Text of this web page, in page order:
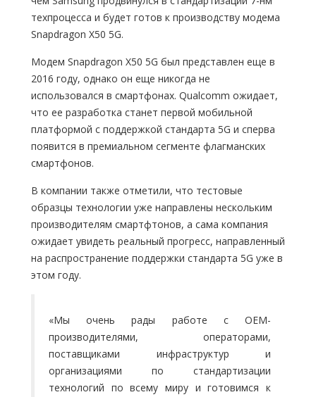
техпроцесса и будет готов к производству модема
Snapdragon X50 5G.
Модем Snapdragon X50 5G был представлен еще в
2016 году, однако он еще никогда не
использовался в смартфонах. Qualcomm ожидает,
что ее разработка станет первой мобильной
платформой с поддержкой стандарта 5G и сперва
появится в премиальном сегменте флагманских
смартфонов.
В компании также отметили, что тестовые
образцы технологии уже направлены нескольким
производителям смартфтонов, а сама компания
ожидает увидеть реальный прогресс, направленный
на распространение поддержки стандарта 5G уже в
этом году.
«Мы очень рады работе с OEM-
производителями, операторами,
поставщиками инфраструктур и
организациями по стандартизации
технологий по всему миру и готовимся к